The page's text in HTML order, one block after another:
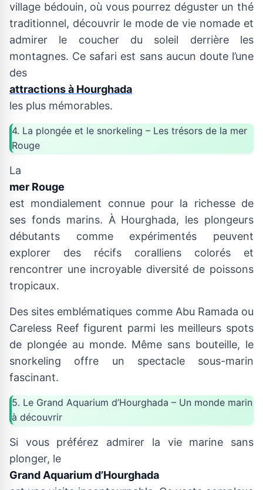
village bédouin, où vous pourrez déguster un thé
traditionnel, découvrir le mode de vie nomade et
admirer le coucher du soleil derrière les
montagnes. Ce safari est sans aucun doute l’une
des
attractions à Hourghada
les plus mémorables.
4. La plongée et le snorkeling – Les trésors de la mer
Rouge
La
mer Rouge
est mondialement connue pour la richesse de
ses fonds marins. À Hourghada, les plongeurs
débutants comme expérimentés peuvent
explorer des récifs coralliens colorés et
rencontrer une incroyable diversité de poissons
tropicaux.
Des sites emblématiques comme Abu Ramada ou
Careless Reef figurent parmi les meilleurs spots
de plongée au monde. Même sans bouteille, le
snorkeling offre un spectacle sous-marin
fascinant.
5. Le Grand Aquarium d’Hourghada – Un monde marin
à découvrir
Si vous préférez admirer la vie marine sans
plonger, le
Grand Aquarium d’Hourghada